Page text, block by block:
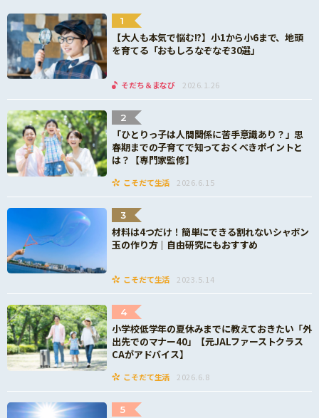
1
【大人も本気で悩む!?】小1から小6まで、地頭
を育てる「おもしろなぞなぞ30選」
そだち＆まなび 2026.1.26
2
「ひとりっ子は人間関係に苦手意識あり？」思
春期までの子育てで知っておくべきポイントと
は？【専門家監修】
こそだて生活 2026.6.15
3
材料は4つだけ！簡単にできる割れないシャボン
玉の作り方｜自由研究にもおすすめ
こそだて生活 2023.5.14
4
小学校低学年の夏休みまでに教えておきたい「外
出先でのマナー40」【元JALファーストクラス
CAがアドバイス】
こそだて生活 2026.6.8
5